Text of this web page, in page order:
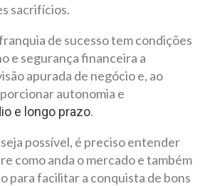
sacrifícios.
de sucesso tem condições
e segurança financeira a
apurada de negócio e, ao
autonomia e
e longo prazo.
possível, é preciso entender
como anda o mercado e também
para facilitar a conquista de bons